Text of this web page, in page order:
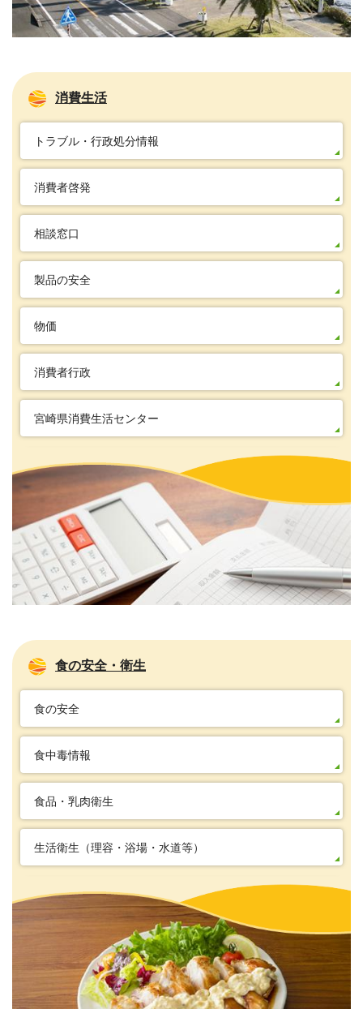
消費生活
トラブル・行政処分情報
消費者啓発
相談窓口
製品の安全
物価
消費者行政
宮崎県消費生活センター
食の安全・衛生
食の安全
食中毒情報
食品・乳肉衛生
生活衛生（理容・浴場・水道等）